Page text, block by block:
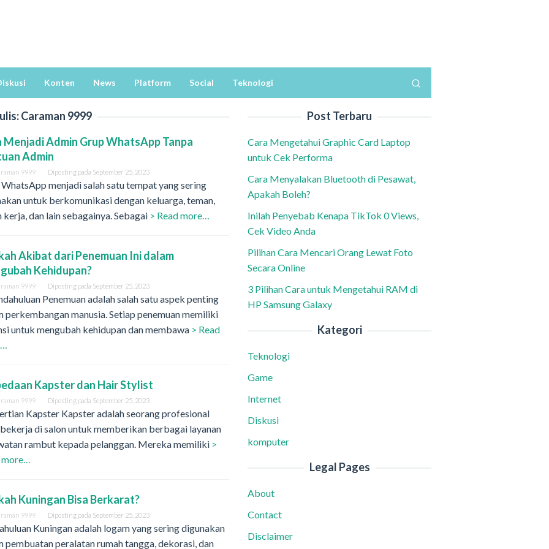
Konten News Platform Social Teknologi
Caraman 9999
Menjadi Admin Grup WhatsApp Tanpa
Admin
9999 Diposting pada September 25, 2023
menjadi salah satu tempat yang sering
untuk berkomunikasi dengan keluarga, teman,
kerja, dan lain sebagainya. Sebagai > Read more…
Akibat dari Penemuan Ini dalam
Kehidupan?
9999 Diposting pada September 25, 2023
Penemuan adalah salah satu aspek penting
perkembangan manusia. Setiap penemuan memiliki
untuk mengubah kehidupan dan membawa > Read
Kapster dan Hair Stylist
9999 Diposting pada September 25, 2023
Kapster Kapster adalah seorang profesional
di salon untuk memberikan berbagai layanan
rambut kepada pelanggan. Mereka memiliki >
more…
Kuningan Bisa Berkarat?
9999 Diposting pada September 25, 2023
Kuningan adalah logam yang sering digunakan
pembuatan peralatan rumah tangga, dekorasi, dan
Post Terbaru
Cara Mengetahui Graphic Card Laptop
untuk Cek Performa
Cara Menyalakan Bluetooth di Pesawat,
Apakah Boleh?
Inilah Penyebab Kenapa TikTok 0 Views,
Cek Video Anda
Pilihan Cara Mencari Orang Lewat Foto
Secara Online
3 Pilihan Cara untuk Mengetahui RAM di
HP Samsung Galaxy
Kategori
Teknologi
Game
Internet
Diskusi
komputer
Legal Pages
About
Contact
Disclaimer